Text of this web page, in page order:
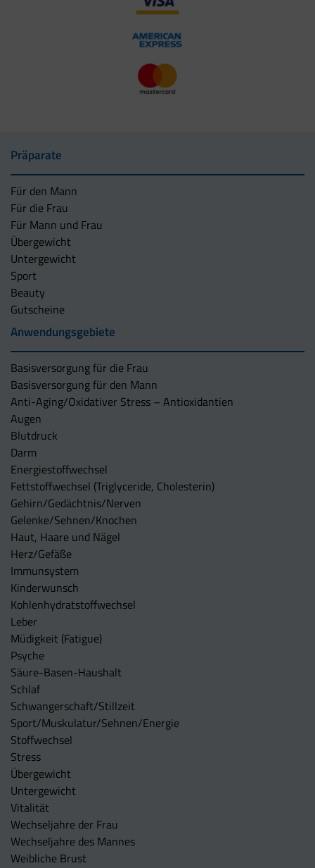
Präparate
Für den Mann
Für die Frau
Für Mann und Frau
Übergewicht
Untergewicht
Sport
Beauty
Gutscheine
Anwendungsgebiete
Basisversorgung für die Frau
Basisversorgung für den Mann
Anti-Aging/Oxidativer Stress – Antioxidantien
Augen
Blutdruck
Darm
Energiestoffwechsel
Fettstoffwechsel (Triglyceride, Cholesterin)
Gehirn/Gedächtnis/Nerven
Gelenke/Sehnen/Knochen
Haut, Haare und Nägel
Herz/Gefäße
Immunsystem
Kinderwunsch
Kohlenhydratstoffwechsel
Leber
Müdigkeit (Fatigue)
Psyche
Säure-Basen-Haushalt
Schlaf
Schwangerschaft/Stillzeit
Sport/Muskulatur/Sehnen/Energie
Stoffwechsel
Stress
Übergewicht
Untergewicht
Vitalität
Wechseljahre der Frau
Wechseljahre des Mannes
Weibliche Brust